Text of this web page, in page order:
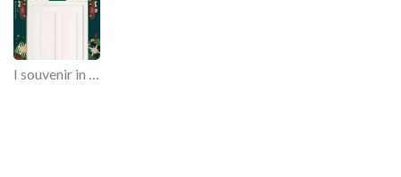
I souvenir in legno sono ottimi omaggi o souvenir.